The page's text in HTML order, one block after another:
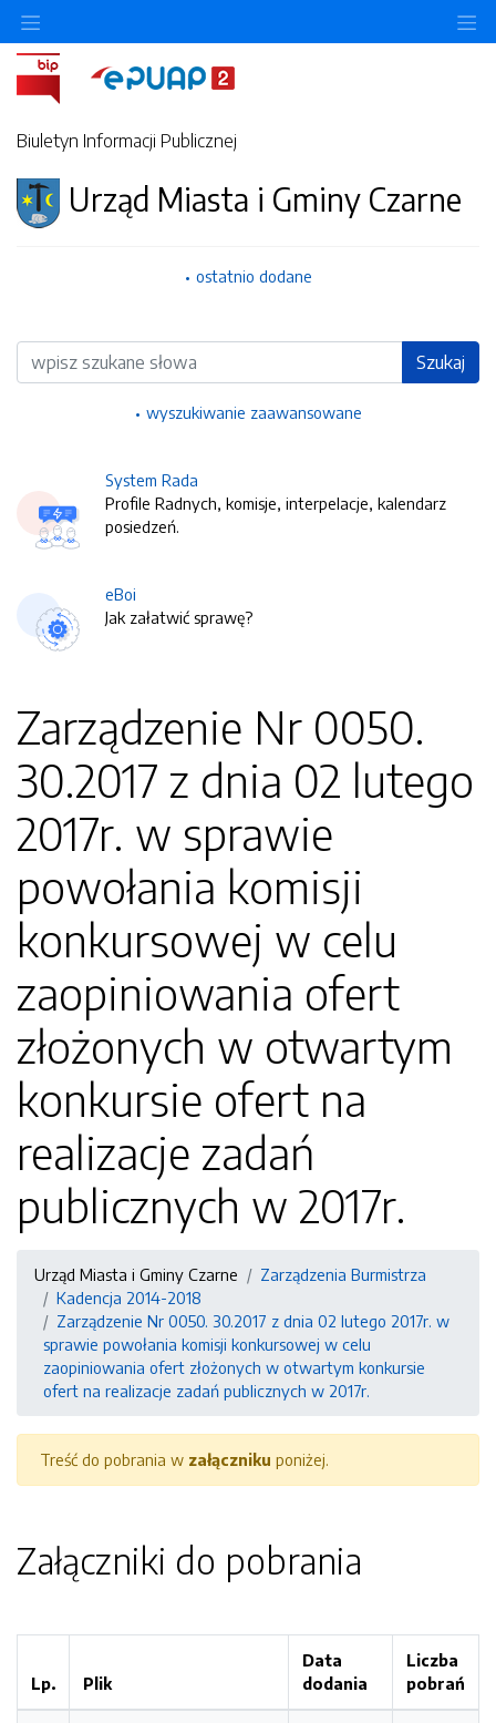
Biuletyn Informacji Publicznej
Urząd Miasta i Gminy Czarne
ostatnio dodane
Wyszukiwarka Szukaj
wyszukiwanie zaawansowane
System Rada
Profile Radnych, komisje, interpelacje, kalendarz
posiedzeń.
eBoi
Jak załatwić sprawę?
Zarządzenie Nr 0050.
30.2017 z dnia 02 lutego
2017r. w sprawie
powołania komisji
konkursowej w celu
zaopiniowania ofert
złożonych w otwartym
konkursie ofert na
realizacje zadań
publicznych w 2017r.
Urząd Miasta i Gminy Czarne
Zarządzenia Burmistrza
Kadencja 2014-2018
Zarządzenie Nr 0050. 30.2017 z dnia 02 lutego 2017r. w
sprawie powołania komisji konkursowej w celu
zaopiniowania ofert złożonych w otwartym konkursie
ofert na realizacje zadań publicznych w 2017r.
Treść do pobrania w załączniku poniżej.
Załączniki do pobrania
Lp. Plik
Data
dodania
Liczba
pobrań